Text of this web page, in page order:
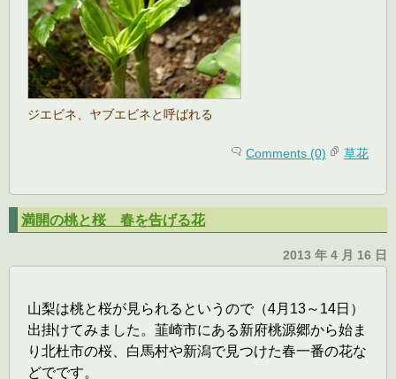
ジエビネ、ヤブエビネと呼ばれる
Comments (0) 草花
満開の桃と桜 春を告げる花
2013 年 4 月 16 日
山梨は桃と桜が見られるというので（4月13～14日）
出掛けてみました。韮崎市にある新府桃源郷から始ま
り北杜市の桜、白馬村や新潟で見つけた春一番の花な
どでです。